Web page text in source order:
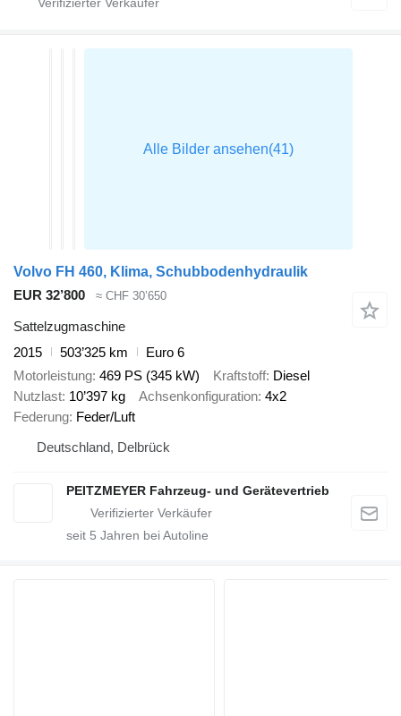
Volvo FH 460, Klima, Schubbodenhydraulik
EUR 32’800
≈ CHF 30’650
Sattelzugmaschine
2015
503’325 km
Euro 6
Motorleistung 469 PS (345 kW) Kraftstoff Diesel
Nutzlast 10’397 kg Achsenkonfiguration 4x2
Federung Feder/Luft
Deutschland, Delbrück
PEITZMEYER Fahrzeug- und Gerätevertrieb
seit 5 Jahren bei Autoline